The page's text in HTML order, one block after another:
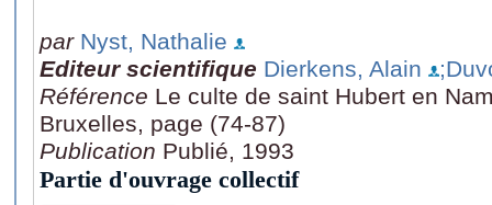
par Nyst, Nathalie
Editeur scientifique Dierkens, Alain
Référence Le culte de saint Hubert en
Bruxelles, page (74-87)
Publication Publié, 1993
Partie d'ouvrage collectif